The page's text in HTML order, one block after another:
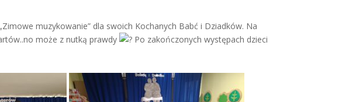
muzykowanie” dla swoich Kochanych Babć i Dziadków. Na
może z nutką prawdy
Po zakończonych występach dzieci